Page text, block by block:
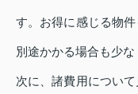
す。お得に感じる物
別途かかる場合も少な
次に、諸費用につい